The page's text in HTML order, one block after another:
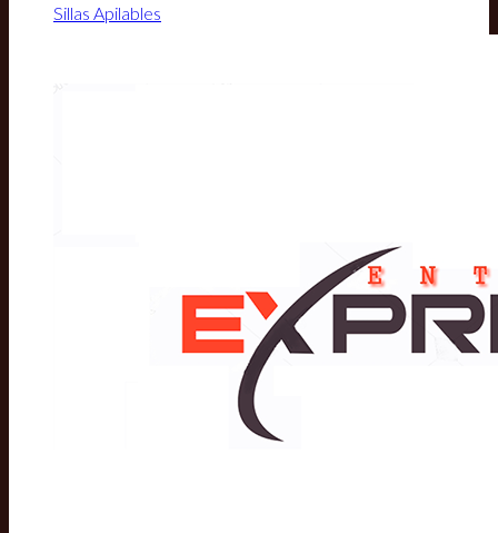
Sillas Apilables